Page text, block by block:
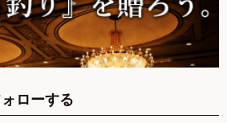
ローする